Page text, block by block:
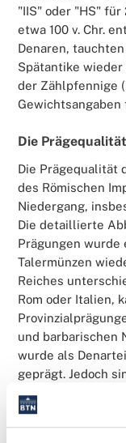
"IIS" oder "HS"
etwa 100 v. Chr.
Denaren,
Spätantike
der Zählpfennige
Die
Die Prägequalität
des Römischen
Niedergang,
Die detaillierte
Prägungen wurde
Talermünzen
Reiches
Rom oder Italien,
und barbarischen
wurde als
geprägt. Jedoch
erhalten. Am
hergestellt.